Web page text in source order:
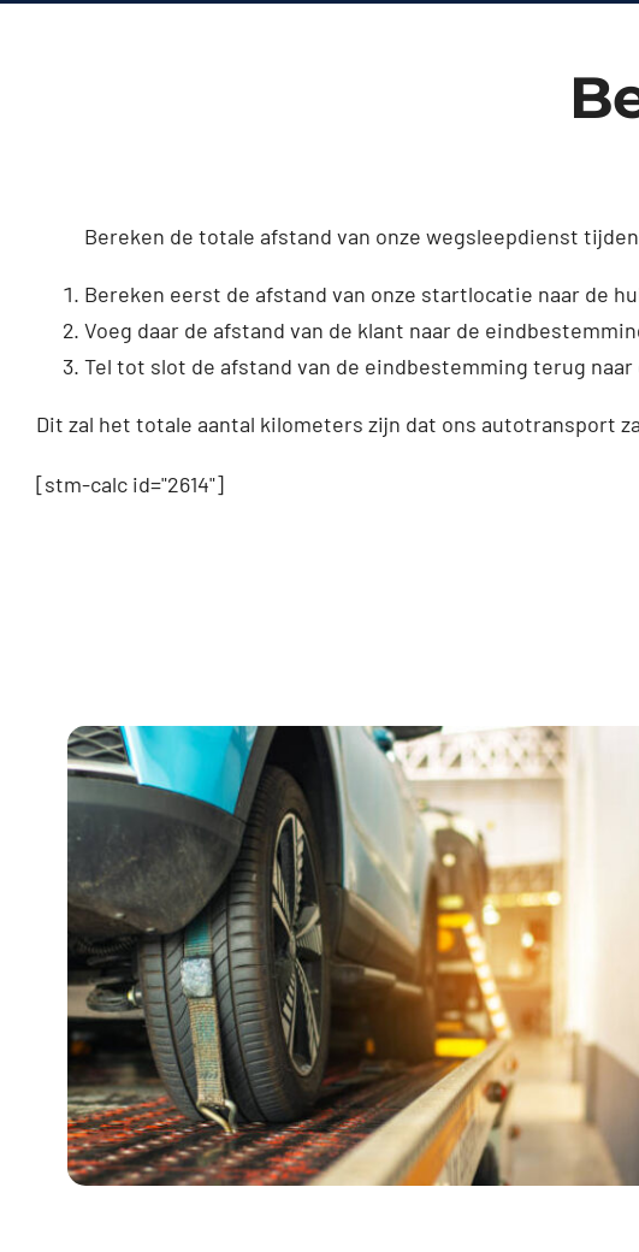
Bereken de totale afstand van onze wegsleepdienst
Bereken eerst de afstand van onze startlocatie naar de
Voeg daar de afstand van de klant naar de
Tel tot slot de afstand van de eindbestemming terug
Dit zal het totale aantal kilometers zijn dat ons autotransport
[stm-calc id="2614"]